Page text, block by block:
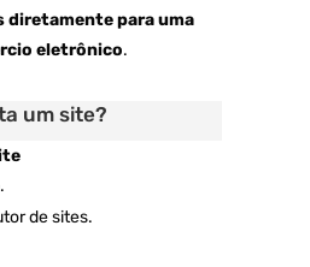
diretamente para uma
eletrônico.
um site?
de sites.